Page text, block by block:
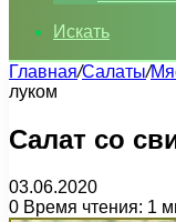
Искать
Главная/Салаты/
луком
Cалат со
03.06.2020
0 Время чтения: 1